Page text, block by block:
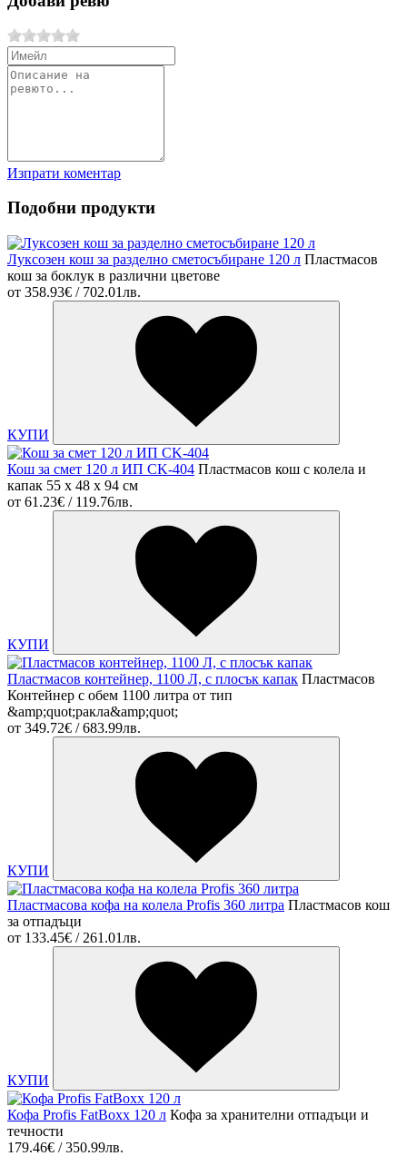
Изпрати коментар
Подобни продукти
Луксозен кош за разделно сметосъбиране 120 л Пластмасов
кош за боклук в различни цветове
от 358.93€ / 702.01лв.
КУПИ
Кош за смет 120 л ИП CK-404 Пластмасов кош с колела и
капак 55 x 48 x 94 см
от 61.23€ / 119.76лв.
КУПИ
Пластмасов контейнер, 1100 Л, с плосък капак Пластмасов
Контейнер с обем 1100 литра от тип
&amp;quot;ракла&amp;quot;
от 349.72€ / 683.99лв.
КУПИ
Пластмасова кофа на колела Profis 360 литра Пластмасов кош
за отпадъци
от 133.45€ / 261.01лв.
КУПИ
Кофа Profis FatBoxx 120 л Кофа за хранителни отпадъци и
течности
179.46€ / 350.99лв.